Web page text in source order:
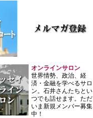
オンラインサロン
世界情勢、政治、経
済・金融を学べるサロ
ン。石井さんたちとい
つでも話せます。ただ
いま新規メンバー募集
中！